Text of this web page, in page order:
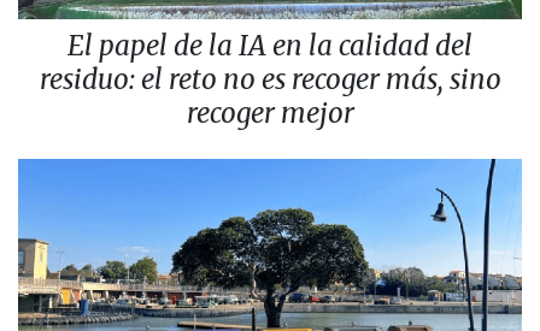
El papel de la IA en la calidad del
residuo: el reto no es recoger más, sino
recoger mejor